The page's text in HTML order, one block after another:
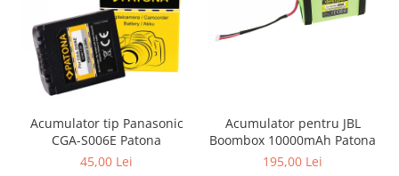
Acumulator tip Panasonic
CGA-S006E Patona
45,00 Lei
Acumulator pentru JBL
Boombox 10000mAh Patona
195,00 Lei